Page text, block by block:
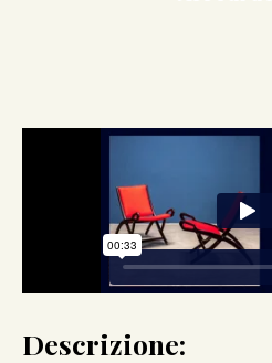
Descrizione: